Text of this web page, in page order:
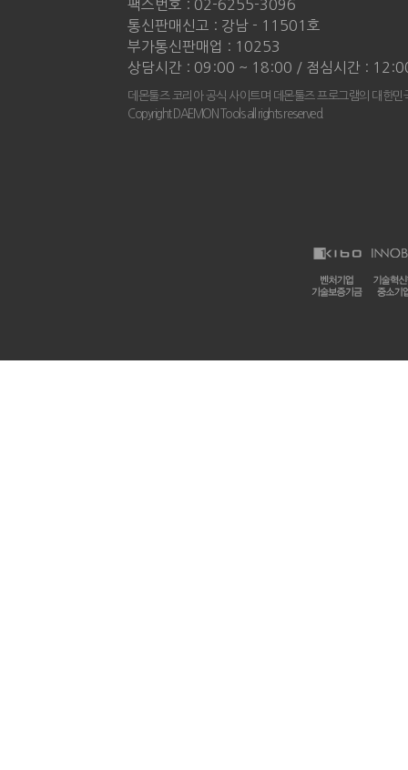
팩스번호 : 02-6255-3096
통신판매신고 : 강남 - 11501호
부가통신판매업 : 10253
상담시간 : 09:00 ~ 18:00 / 점심시간 :
데몬툴즈 코리아 공식 사이트며 데몬툴즈 프로그램의 대한
Copyright DAEMON Tools all rights reserved.